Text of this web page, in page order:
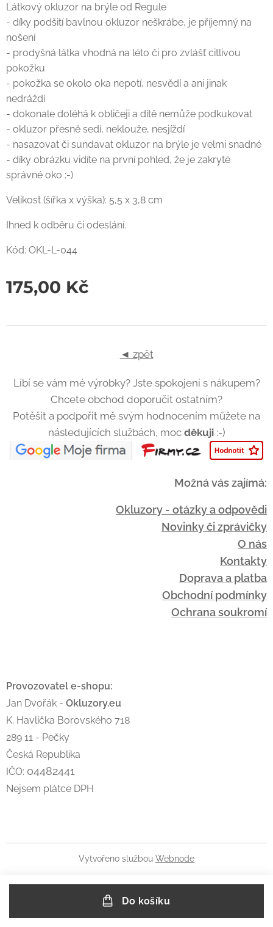
Látkový okluzor na brýle od Regule
- díky podšití bavlnou okluzor neškrábe, je příjemný na
nošení
- prodyšná látka vhodná na léto či pro zvlášť citlivou
pokožku
- pokožka se okolo oka nepotí, nesvědí a ani jinak
nedráždí
- dokonale doléhá k obličeji a dítě nemůže podkukovat
- okluzor přesně sedí, neklouže, nesjíždí
- nasazovat či sundavat okluzor na brýle je velmi snadné
- díky obrázku vidíte na první pohled, že je zakryté
správné oko :-)
Velikost (šířka x výška): 5,5 x 3,8 cm
Ihned k odběru či odeslání.
Kód: OKL-L-044
175,00 Kč
Do košíku
◄ zpět
Líbí se vám mé výrobky? Jste spokojeni s nákupem?
Chcete obchod doporučit ostatním?
Potěšit a podpořit mě svým hodnocením můžete na
následujících službách, moc děkuji:-)
Možná vás zajímá:
Okluzory - otázky a odpovědi
Novinky či zprávičky
O nás
Kontakty
Doprava a platba
Obchodní podmínky
Ochrana soukromí
Provozovatel e-shopu:
Jan Dvořák - Okluzory.eu
K. Havlíčka Borovského 718
289 11 - Pečky
Česká Republika
IČO: 04482441
Nejsem plátce DPH
Vytvořeno službou Webnode